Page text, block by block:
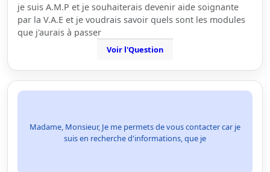
je suis A.M.P et je souhaiterais devenir aide soignante
par la V.A.E et je voudrais savoir quels sont les modules
que j'aurais à passer
Voir l'Question
Madame, Monsieur, Je me permets de vous contacter car je
suis en recherche d'informations, que je